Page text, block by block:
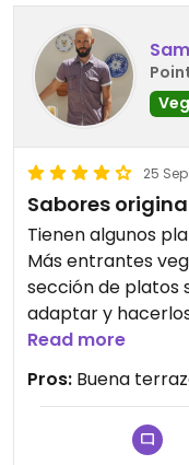
25
Sabores
Tienen algunos
Más entrantes
sección de platos
adaptar y
ser congelada,
personal es muy
encargado.
Read more
Pros: Buena